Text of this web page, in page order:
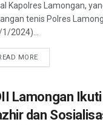
Kapolres Lamongan,
tenis Polres
2024)...
MORE
Lamongan
dan